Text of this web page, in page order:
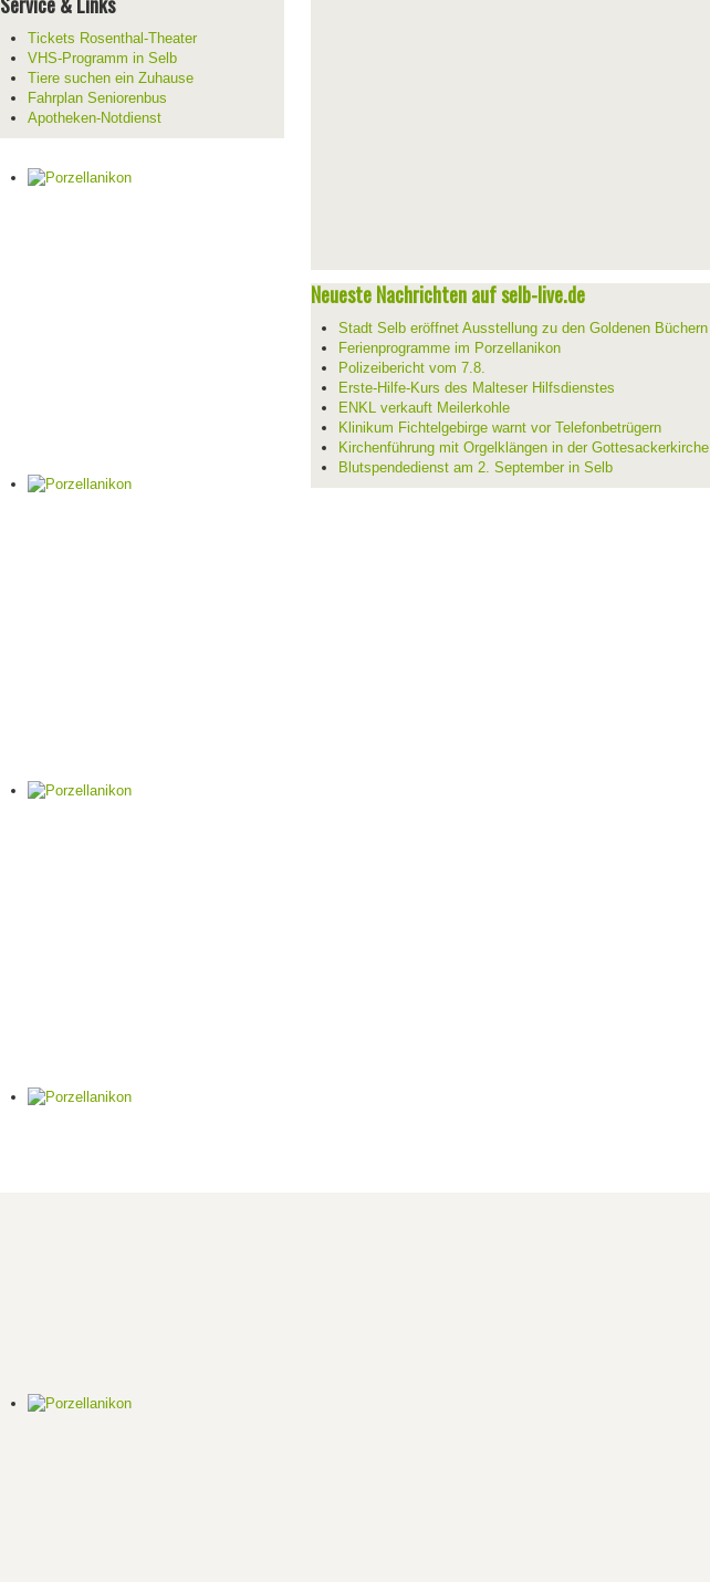
Tickets Rosenthal-Theater
VHS-Programm in Selb
Tiere suchen ein Zuhause
Fahrplan Seniorenbus
Apotheken-Notdienst
Neueste Nachrichten auf selb-live.de
Stadt Selb eröffnet Ausstellung zu den Goldenen Büchern
Ferienprogramme im Porzellanikon
Polizeibericht vom 7.8.
Erste-Hilfe-Kurs des Malteser Hilfsdienstes
ENKL verkauft Meilerkohle
Klinikum Fichtelgebirge warnt vor Telefonbetrügern
Kirchenführung mit Orgelklängen in der Gottesackerkirche
Blutspendedienst am 2. September in Selb